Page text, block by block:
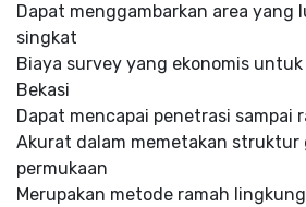
Dapat menggambarkan area yang
singkat
Biaya survey yang ekonomis
Bekasi
Dapat mencapai penetrasi sampai
Akurat dalam memetakan struktur
permukaan
Merupakan metode ramah